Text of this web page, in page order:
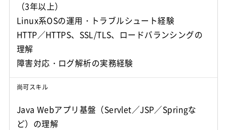
（3年以上）
Linux系OSの運用・トラブルシュート経験
HTTP／HTTPS、SSL/TLS、ロードバランシングの
理解
障害対応・ログ解析の実務経験
尚可スキル
Java Webアプリ基盤（Servlet／JSP／Springな
ど）の理解